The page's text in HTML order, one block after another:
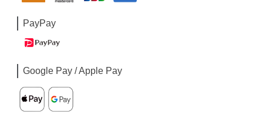
PayPay
Google Pay / Apple Pay